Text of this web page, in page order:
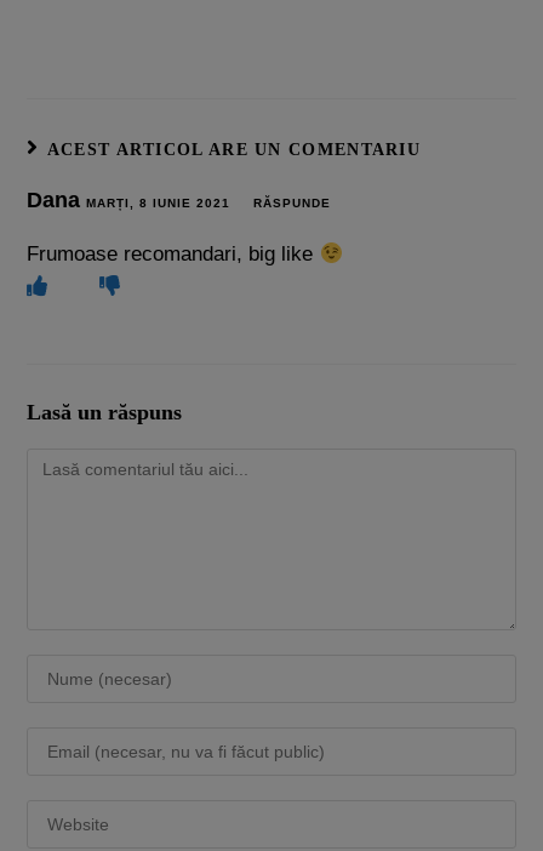
ACEST ARTICOL ARE UN COMENTARIU
DanaMARȚI, 8 IUNIE 2021 RĂSPUNDE
Frumoase recomandari, big like
Lasă un răspuns